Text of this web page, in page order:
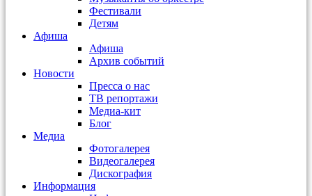
Фестивали
Детям
Афиша
Афиша
Архив событий
Новости
Пресса о нас
ТВ репортажи
Медиа-кит
Блог
Медиа
Фотогалерея
Видеогалерея
Дискография
Информация